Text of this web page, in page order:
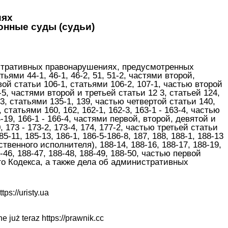
суды (судьи)
правонарушениях, предусмотренных
44-1, 46-1, 46-2, 51, 51-2, частями второй,
статьи 106-1, статьями 106-2, 107-1, частью второй
частями второй и третьей статьи 12 3, статьей 124,
статьями 135-1, 139, частью четвертой статьи 140,
160, 162, 162-1, 162-3, 163-1 - 163-4, частью
166-1 - 166-4, частями первой, второй, девятой и
- 173-2, 173-4, 174, 177-2, частью третьей статьи
11, 185-13, 186-1, 186-5-186-8, 187, 188, 188-1, 188-13
исполнителя), 188-14, 188-16, 188-17, 188-19,
188-47, 188-48, 188-49, 188-50, частью первой
Кодекса, а также дела об административных
uristy.ua
już teraz https://prawnik.cc